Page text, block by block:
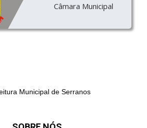
Câmara Municipal